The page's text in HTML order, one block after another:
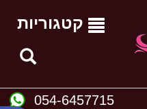
נגישות
קטגוריות
054-6457715